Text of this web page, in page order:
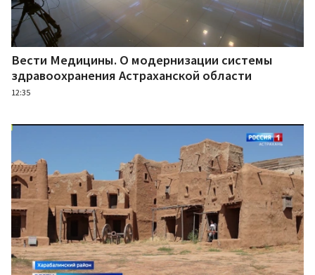
Вести Медицины. О модернизации системы
здравоохранения Астраханской области
12:35